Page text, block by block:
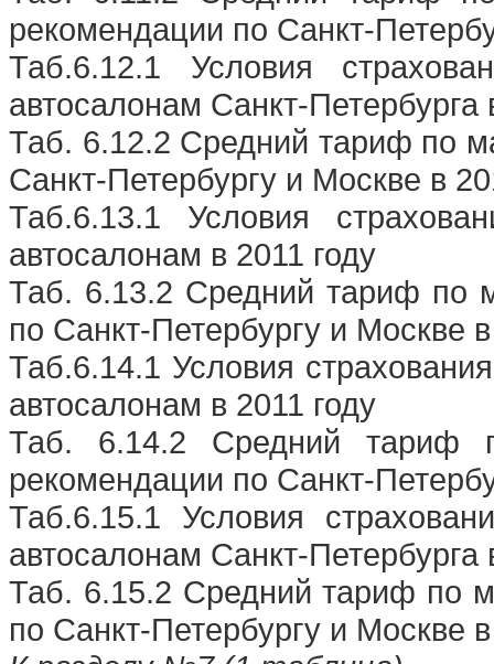
рекомендации по Санкт-
Таб.6.12.1 Условия
автосалонам Санкт-Петербурга
Таб. 6.12.2 Средний тариф по
Санкт-Петербургу и Москве в
Таб.6.13.1 Условия
автосалонам в 2011 году
Таб. 6.13.2 Средний тариф по
по Санкт-Петербургу и Москве
Таб.6.14.1 Условия
автосалонам в 2011 году
Таб. 6.14.2 Средний
рекомендации по Санкт-
Таб.6.15.1 Условия
автосалонам Санкт-Петербурга
Таб. 6.15.2 Средний тариф по
по Санкт-Петербургу и Москве